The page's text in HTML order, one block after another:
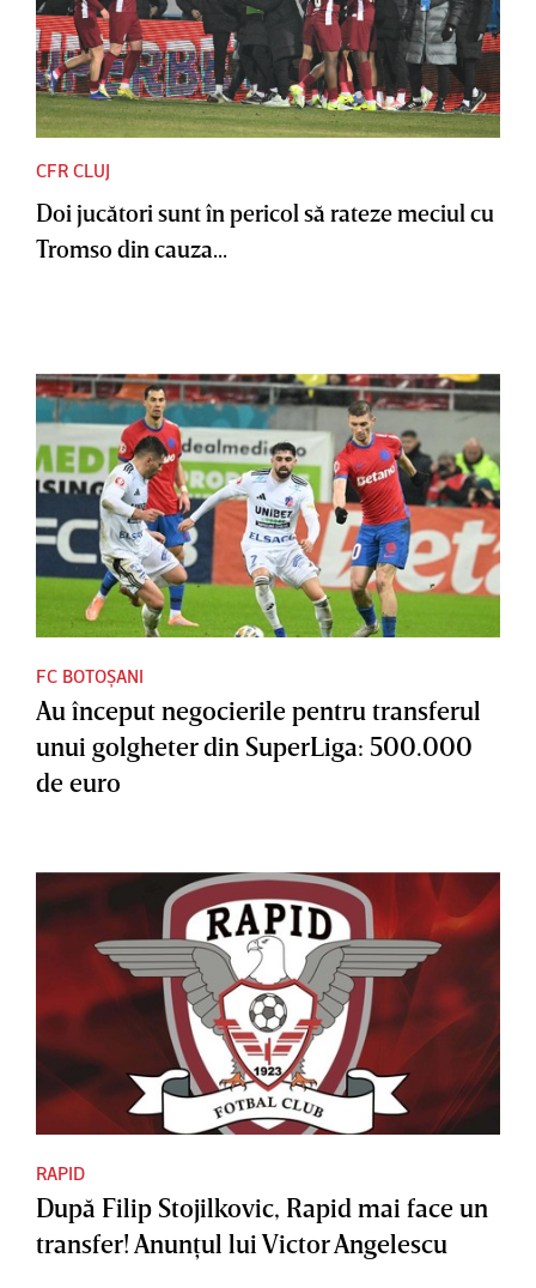
CFR CLUJ
Doi jucători sunt în pericol să rateze meciul cu
Tromso din cauza...
FC BOTOȘANI
Au început negocierile pentru transferul
unui golgheter din SuperLiga: 500.000
de euro
RAPID
După Filip Stojilkovic, Rapid mai face un
transfer! Anunţul lui Victor Angelescu